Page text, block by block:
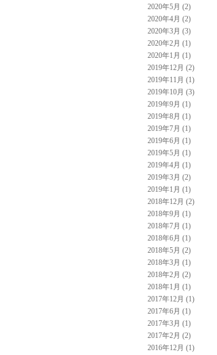
2020年5月 (2)
2020年4月 (2)
2020年3月 (3)
2020年2月 (1)
2020年1月 (1)
2019年12月 (2)
2019年11月 (1)
2019年10月 (3)
2019年9月 (1)
2019年8月 (1)
2019年7月 (1)
2019年6月 (1)
2019年5月 (1)
2019年4月 (1)
2019年3月 (2)
2019年1月 (1)
2018年12月 (2)
2018年9月 (1)
2018年7月 (1)
2018年6月 (1)
2018年5月 (2)
2018年3月 (1)
2018年2月 (2)
2018年1月 (1)
2017年12月 (1)
2017年6月 (1)
2017年3月 (1)
2017年2月 (2)
2016年12月 (1)